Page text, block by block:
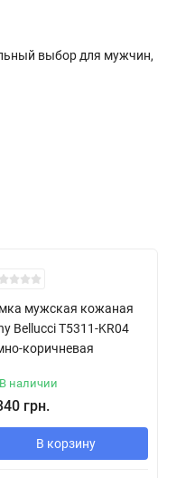
выбор для мужчин,
New!
мужская кожаная
Bellucci T5311-KR04
коричневая
В наличии
грн.
В корзину